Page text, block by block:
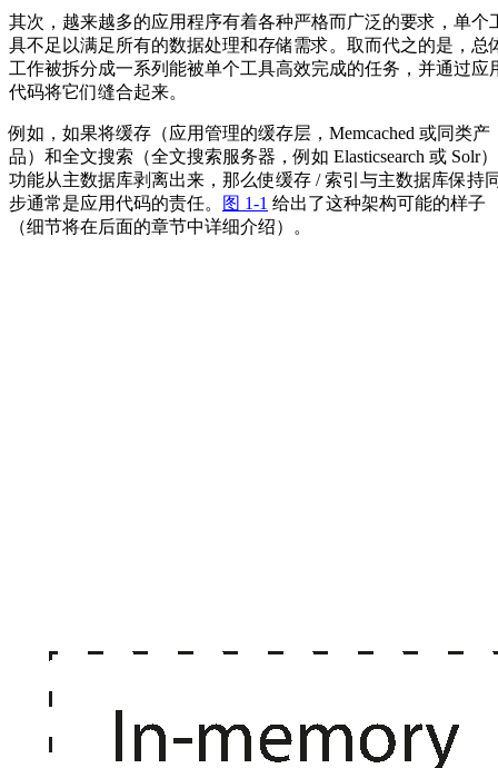
其次，越来越多的应用程序有着各种严格而广泛的要求，单个
具不足以满足所有的数据处理和存储需求。取而代之的是，总
工作被拆分成一系列能被单个工具高效完成的任务，并通过应
代码将它们缝合起来。
例如，如果将缓存（应用管理的缓存层，Memcached 或同类产
品）和全文搜索（全文搜索服务器，例如 Elasticsearch 或 Solr）
功能从主数据库剥离出来，那么使缓存 / 索引与主数据库保持
步通常是应用代码的责任。
图 1-1 给出了这种架构可能的样子
（细节将在后面的章节中详细介绍）。